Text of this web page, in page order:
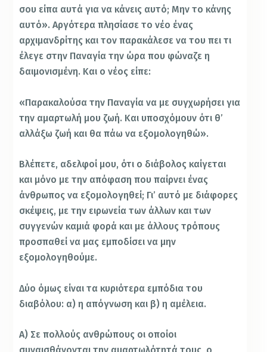
σου είπα αυτά για να κάνεις αυτό; Μην το κάνης
αυτό». Αργότερα πλησίασε το νέο ένας
αρχιμανδρίτης και τον παρακάλεσε να του πει τι
έλεγε στην Παναγία την ώρα που φώναζε η
δαιμονισμένη. Και ο νέος είπε:
«Παρακαλούσα την Παναγία να με συγχωρήσει για
την αμαρτωλή μου ζωή. Και υποσχόμουν ότι θ’
αλλάξω ζωή και θα πάω να εξομολογηθώ».
Βλέπετε, αδελφοί μου, ότι ο διάβολος καίγεται
και μόνο με την απόφαση που παίρνει ένας
άνθρωπος να εξομολογηθεί; Γι’ αυτό με διάφορες
σκέψεις, με την ειρωνεία των άλλων και των
συγγενών καμιά φορά και με άλλους τρόπους
προσπαθεί να μας εμποδίσει να μην
εξομολογηθούμε.
Δύο όμως είναι τα κυριότερα εμπόδια του
διαβόλου: α) η απόγνωση και β) η αμέλεια.
Α) Σε πολλούς ανθρώπους οι οποίοι